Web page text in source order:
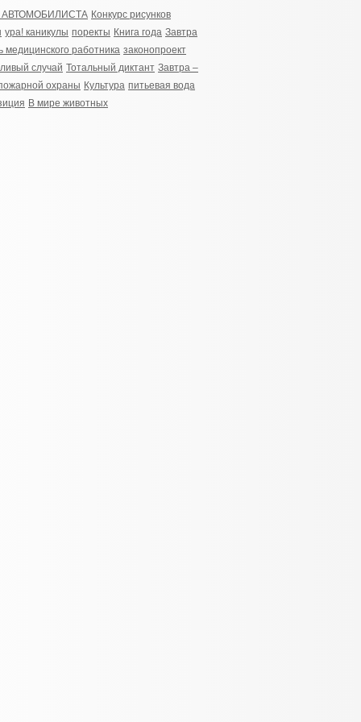
АВТОМОБИЛИСТА Конкурс рисунков
ура! каникулы поректы Книга года Завтра
медицинского работника законопроект
случай Тотальный диктант Завтра –
охраны Культура питьевая вода
В мире животных